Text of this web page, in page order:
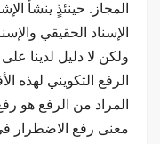
المجاز. حينئذٍ ينشأ
الإسناد الحقيقي
ولكن لا دليل لدينا
الرفع التكويني لهذه
المراد من الرفع هو
معنى رفع الاضطرار